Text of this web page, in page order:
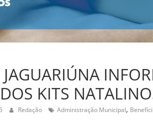
JAGUARIÚNA
KITS
Redação Administração Municipal,